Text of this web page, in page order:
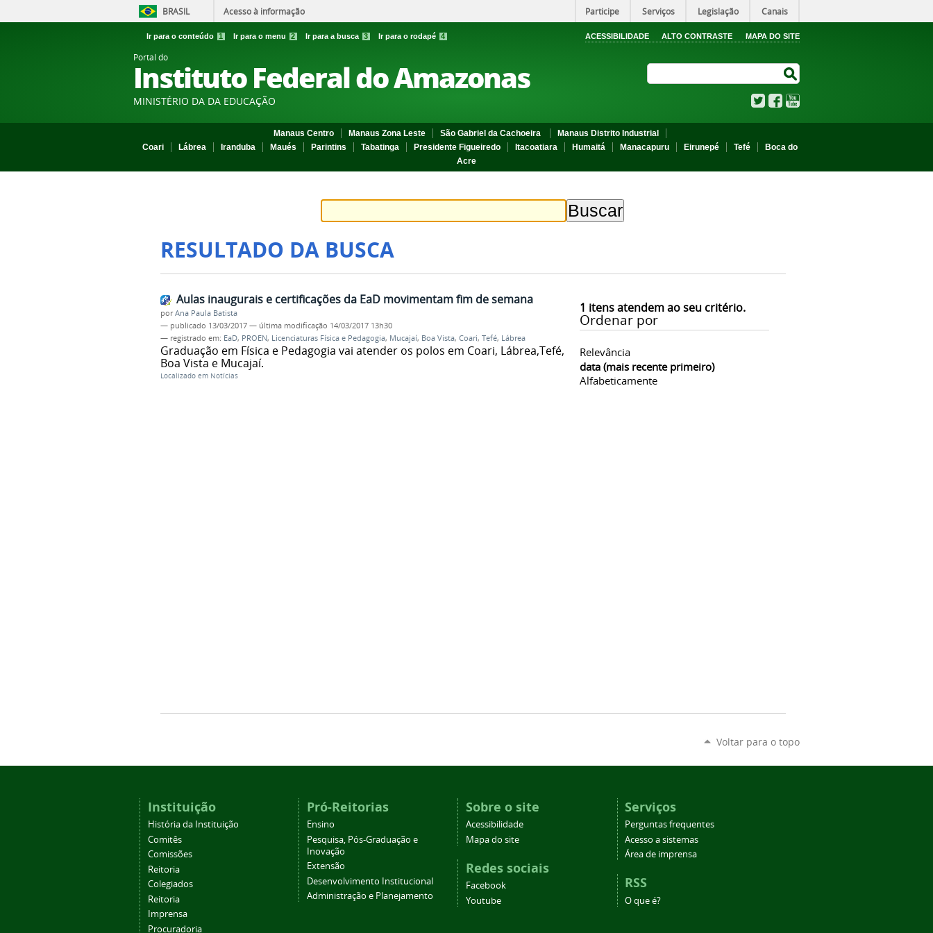
BRASIL Acesso à informação Participe Serviços Legislação Canais
Ir para o conteúdo 1 Ir para o menu 2 Ir para a busca 3 Ir para o rodapé 4 ACESSIBILIDADE ALTO CONTRASTE MAPA DO SITE
Portal do
Instituto Federal do Amazonas
MINISTÉRIO DA DA EDUCAÇÃO TwitterFacebook
Manaus Centro Manaus Zona Leste São Gabriel da Cachoeira
Manaus Distrito Industrial
Coari
Lábrea Iranduba Maués Parintins Tabatinga Presidente Figueiredo Itacoatiara Humaitá Manacapuru Eirunepé Tefé
Boca do
Acre
RESULTADO DA BUSCA
1 itens atendem ao seu critério.
Ordenar por
Relevância
data (mais recente primeiro)
Alfabeticamente
Aulas inaugurais e certificações da EaD movimentam fim de semana
porAna Paula Batista
— publicado 13/03/2017 — última modificação 14/03/2017 13h30
— registrado em: EaD, PROEN, Licenciaturas Física e Pedagogia, Mucajaí, Boa Vista, Coari, Tefé, Lábrea
Graduação em Física e Pedagogia vai atender os polos em Coari, Lábrea,Tefé,
Boa Vista e Mucajaí.
Localizado em Notícias
Voltar para o topo
Instituição
História da Instituição
Comitês
Comissões
Reitoria
Colegiados
Reitoria
Imprensa
Procuradoria
Pró-Reitorias
Ensino
Pesquisa, Pós-Graduação e
Inovação
Extensão
Desenvolvimento Institucional
Administração e Planejamento
Sobre o site
Acessibilidade
Mapa do site
Redes sociais
Facebook
Youtube
Serviços
Perguntas frequentes
Acesso a sistemas
Área de imprensa
RSS
O que é?